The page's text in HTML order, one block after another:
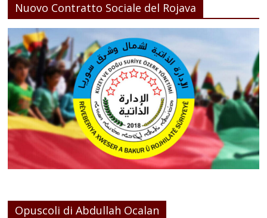
Nuovo Contratto Sociale del Rojava
Opuscoli di Abdullah Ocalan